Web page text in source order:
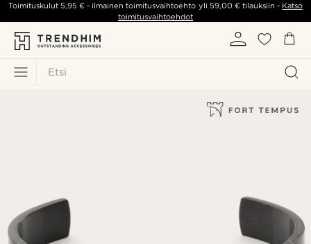
Etsi
Toimituskulut5,95 € - ilmainen toimitusvaihtoehto yli 59,00 €tilauksiin - Katso
toimitusvaihtoehdot